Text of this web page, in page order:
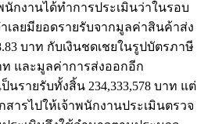
นักงานได้ทำการประเมินว่าในรอบ
เลยมียอดรายรับจากมูลค่าสินค้าส่ง
บาท กับเงินชดเชยในรูปบัตรภาษี
าท และมูลค่าการส่งออกอีก
ป็นรายรับทั้งสิ้น 234,333,578 บาท แต่
ารไปให้เจ้าพนักงานประเมินตรวจ